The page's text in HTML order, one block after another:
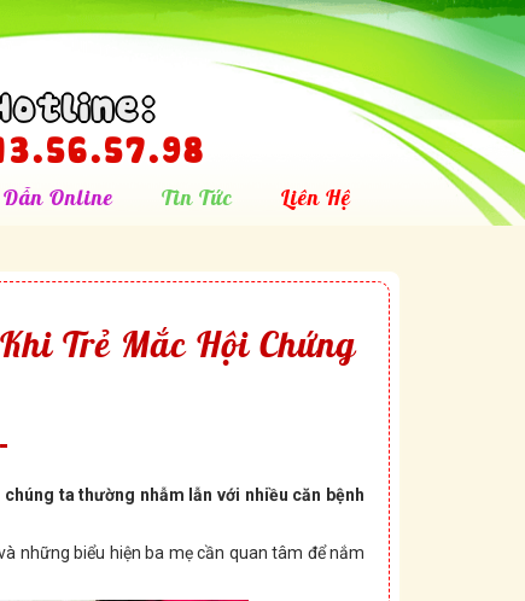
Online Tin Tức Liên Hệ
Trẻ Mắc Hội Chứng
ta thường nhẫm lẫn với nhiều căn bệnh
những biểu hiện ba mẹ cần quan tâm để nắm